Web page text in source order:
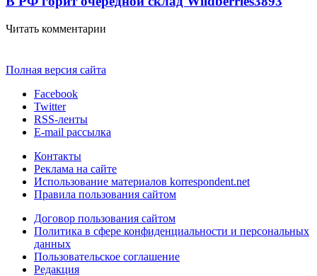
Читать комментарии
Полная версия сайта
Facebook
Twitter
RSS-ленты
E-mail рассылка
Контакты
Реклама на сайте
Использование материалов korrespondent.net
Правила пользования сайтом
Договор пользования сайтом
Политика в сфере конфиденциальности и персональных
данных
Пользовательское соглашение
Редакция